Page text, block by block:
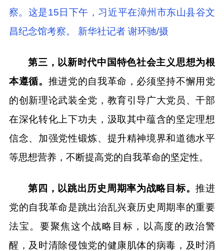
察。这是15日下午，习近平在漳州市东山县谷文
昌纪念馆考察。 新华社记者 谢环驰/摄
第三，以新时代中国特色社会主义思想为根
本遵循。 推进党的自我革命，必须坚持不懈用党
的创新理论武装全党，教育引导广大党员、干部
在深化转化上下功夫，汲取其中蕴含的坚定理想
信念、加强党性锻炼、提升精神境界和道德水平
等思想营养，不断提高党的自我革命的坚定性。
第四，以跳出历史周期率为战略目标。推进
党的自我革命是跳出治乱兴衰历史周期率的重要
法宝。要聚焦这个战略目标，以高度的政治警
醒，及时清除侵蚀党的健康肌体的病毒，及时消